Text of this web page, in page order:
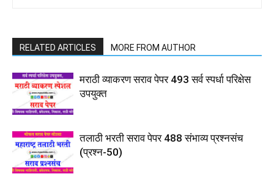
RELATED ARTICLES MORE FROM AUTHOR
मराठी व्याकरण सराव पेपर 493 सर्व स्पर्धा परिक्षेस
उपयुक्त
तलाठी भरती सराव पेपर 488 संभाव्य प्रश्नसंच
(प्रश्न-50)